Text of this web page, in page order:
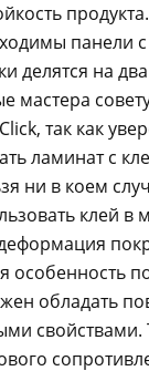
панели
делятся на
мастера
так как
ламинат с
ни в коем
клей в
особенность
обладать
свойствами.